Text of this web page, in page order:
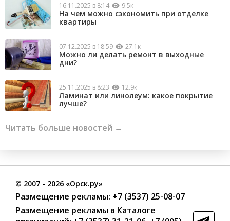
16.11.2025 в 8:14 9.5к
На чем можно сэкономить при отделке
квартиры
07.12.2025 в 18:59 27.1к
Можно ли делать ремонт в выходные
дни?
25.11.2025 в 8:23 12.9к
Ламинат или линолеум: какое покрытие
лучше?
Читать больше новостей →
© 2007 - 2026 «Орск.ру»
Размещение рекламы: +7 (3537) 25-08-07
Размещение рекламы в Каталоге